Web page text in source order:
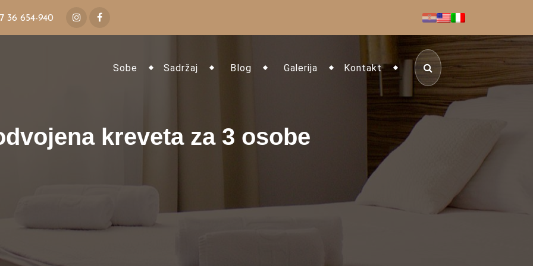
36 654-940
Sobe Sadržaj Blog Galerija Kontakt
kreveta za 3 osobe